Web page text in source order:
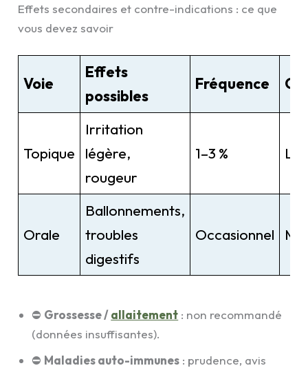
Effets secondaires et contre-indications : ce que
vous devez savoir
Voie
Effets
possibles
Fréquence
Topique
Irritation
légère,
rougeur
1–3 %
Orale
Ballonnements,
troubles
digestifs
Occasionnel
⛔ Grossesse /allaitement : non recommandé
(données insuffisantes).
⛔ Maladies auto-immunes : prudence, avis